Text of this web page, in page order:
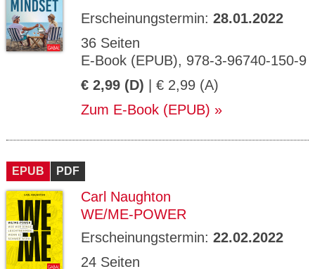
Erscheinungstermin: 28.01.2022
36 Seiten
E-Book (EPUB), 978-3-96740-150-9
€ 2,99 (D) | € 2,99 (A)
Zum E-Book (EPUB)
EPUB PDF
Carl Naughton
WE/ME-POWER
Erscheinungstermin: 22.02.2022
24 Seiten